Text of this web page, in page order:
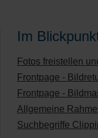
Im
Fotos freistellen
Frontpage -
Frontpage -
Allgemeine
Suchbegriffe